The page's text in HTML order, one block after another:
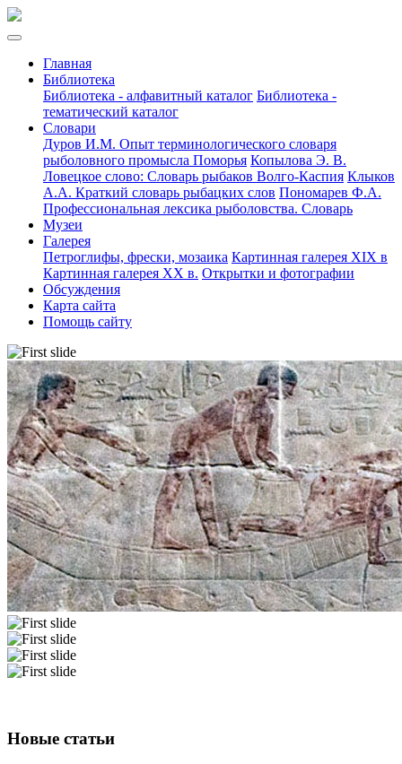
Главная
Библиотека
Библиотека - алфавитный каталог Библиотека -
тематический каталог
Словари
Дуров И.М. Опыт терминологического словаря
рыболовного промысла Поморья Копылова Э. В.
Ловецкое слово: Словарь рыбаков Волго-Каспия Клыков
А.А. Краткий словарь рыбацких слов Пономарев Ф.А.
Профессиональная лексика рыболовства. Словарь
Музеи
Галерея
Петроглифы, фрески, мозаика Картинная галерея XIX в
Картинная галерея XX в. Открытки и фотографии
Обсуждения
Карта сайта
Помощь сайту
Новые статьи